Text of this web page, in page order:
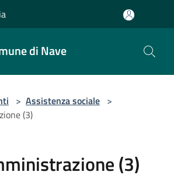
di Nave
> Assistenza sociale >
(3)
(3)